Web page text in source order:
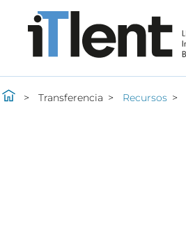
Transferencia Recursos